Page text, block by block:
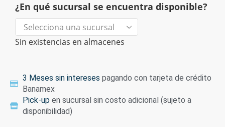
¿En qué sucursal se encuentra disponible?
Sin existencias en almacenes
3 Meses sin intereses pagando con tarjeta de crédito
Banamex
Pick-up en sucursal sin costo adicional (sujeto a
disponibilidad)